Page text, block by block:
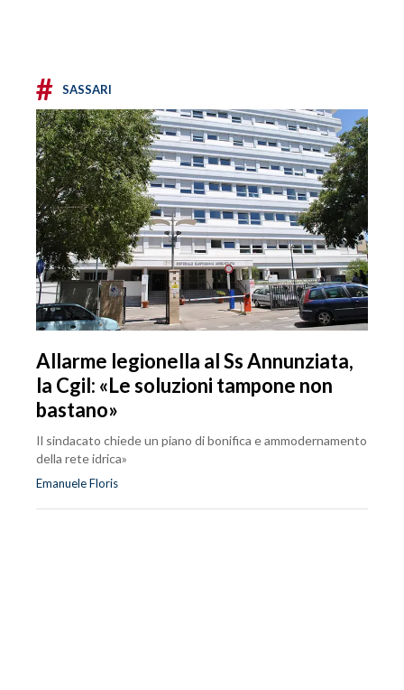
# SASSARI
Allarme legionella al Ss Annunziata,
la Cgil: «Le soluzioni tampone non
bastano»
Il sindacato chiede un piano di bonifica e ammodernamento
della rete idrica»
Emanuele Floris